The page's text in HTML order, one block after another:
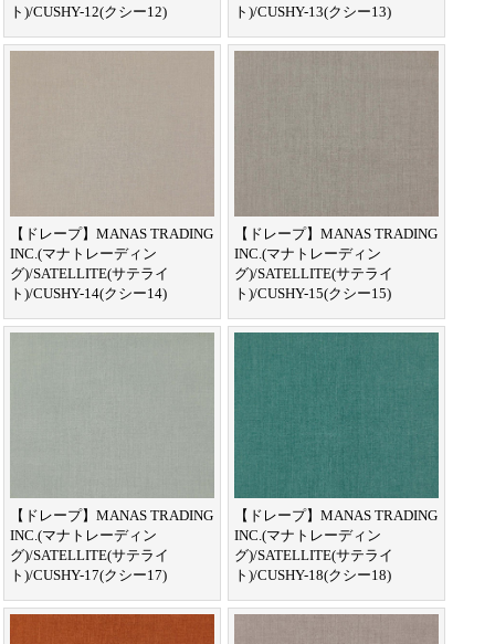
ト)/CUSHY-12(クシー12) ト)/CUSHY-13(クシー13)
【ドレープ】MANAS TRADING
INC.(マナトレーディン
グ)/SATELLITE(サテライ
ト)/CUSHY-14(クシー14)
【ドレープ】MANAS TRADING
INC.(マナトレーディン
グ)/SATELLITE(サテライ
ト)/CUSHY-15(クシー15)
【ドレープ】MANAS TRADING
INC.(マナトレーディン
グ)/SATELLITE(サテライ
ト)/CUSHY-17(クシー17)
【ドレープ】MANAS TRADING
INC.(マナトレーディン
グ)/SATELLITE(サテライ
ト)/CUSHY-18(クシー18)